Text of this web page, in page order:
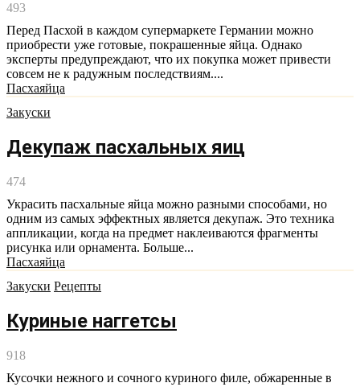
493
Перед Пасхой в каждом супермаркете Германии можно
приобрести уже готовые, покрашенные яйца. Однако
эксперты предупреждают, что их покупка может привести
совсем не к радужным последствиям....
Пасхаяйца
Закуски
Декупаж пасхальных яиц
474
Украсить пасхальные яйца можно разными способами, но
одним из самых эффектных является декупаж. Это техника
аппликации, когда на предмет наклеиваются фрагменты
рисунка или орнамента. Больше...
Пасхаяйца
Закуски Рецепты
Куриные наггетсы
918
Кусочки нежного и сочного куриного филе, обжаренные в